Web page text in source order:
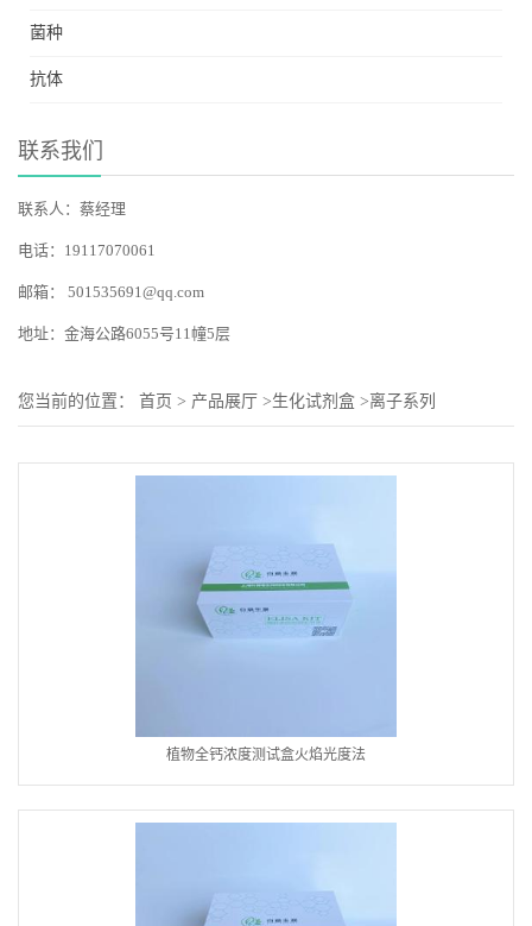
菌种
抗体
联系我们
联系人：蔡经理
电话：19117070061
邮箱： 501535691@qq.com
地址：金海公路6055号11幢5层
您当前的位置： 首页 > 产品展厅 >生化试剂盒 >离子系列
植物全钙浓度测试盒火焰光度法